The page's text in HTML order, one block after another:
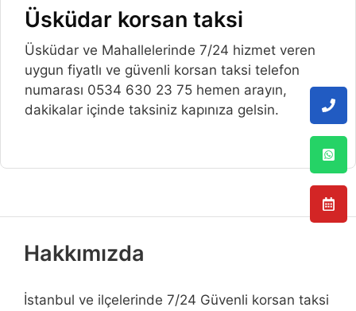
Üsküdar korsan taksi
Üsküdar ve Mahallelerinde 7/24 hizmet veren
uygun fiyatlı ve güvenli korsan taksi telefon
numarası 0534 630 23 75 hemen arayın,
dakikalar içinde taksiniz kapınıza gelsin.
Hakkımızda
İstanbul ve ilçelerinde 7/24 Güvenli korsan taksi